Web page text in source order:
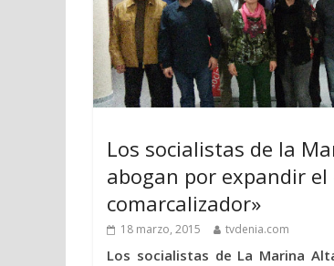
Los socialistas de la
abogan por expandir el
comarcalizador»
18 marzo, 2015 tvdenia.com
Los socialistas de La Marina